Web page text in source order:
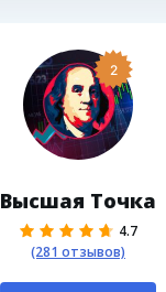
2
Высшая Точка
4.7
(281 отзывов)